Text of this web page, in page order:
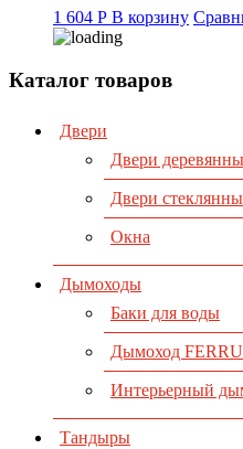
1 604 Р В корзину
Каталог товаров
Двери
Двери
Двери
Окна
Дымоходы
Баки для воды
Дымоход
Интерьерный
Тандыры